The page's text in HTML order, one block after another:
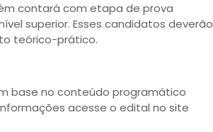
contará com etapa de prova
superior. Esses candidatos deverão
teórico-prático.
base no conteúdo programático
acesse o edital no site